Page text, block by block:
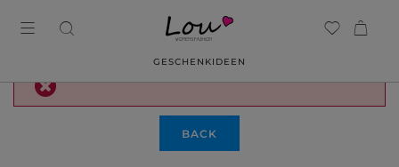
GESCHENKIDEEN
BACK